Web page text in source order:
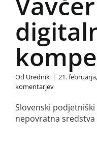
ZA:
/ Subvencije
Od Urednik | 21.
komentarjev
Slovenski
nepovratna sredstva